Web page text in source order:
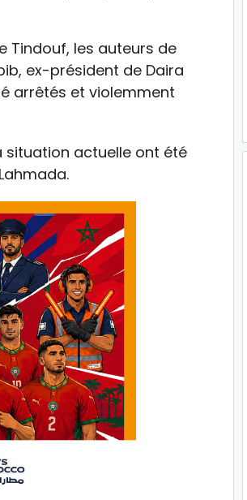
Tindouf, les auteurs de
ex-président de Daira
arrêtés et violemment
situation actuelle ont été